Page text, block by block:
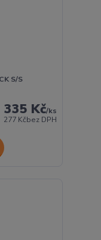
S/S
335 Kč/ks
277 Kčbez DPH